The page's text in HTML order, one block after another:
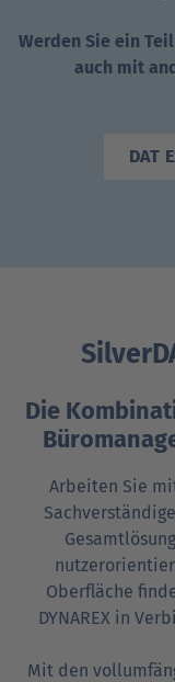
Werden Sie ein
auch mit
DAT
Die
Arbeiten Sie
Oberfläche
DYNAREX in
Mit den